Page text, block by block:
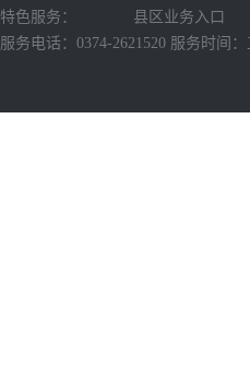
特色服务：
县区业务入口
服务电话：0374-2621520 服务时间